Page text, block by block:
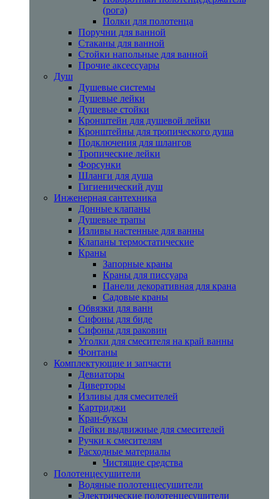
(рога)
Полки для полотенца
Поручни для ванной
Стаканы для ванной
Стойки напольные для ванной
Прочие аксессуары
Душ
Душевые системы
Душевые лейки
Душевые стойки
Кронштейн для душевой лейки
Кронштейны для тропического душа
Подключения для шлангов
Тропические лейки
Форсунки
Шланги для душа
Гигиенический душ
Инженерная сантехника
Донные клапаны
Душевые трапы
Изливы настенные для ванны
Клапаны термостатические
Краны
Запорные краны
Краны для писсуара
Панели декоративная для крана
Садовые краны
Обвязки для ванн
Сифоны для биде
Сифоны для раковин
Уголки для смесителя на край ванны
Фонтаны
Комплектующие и запчасти
Девиаторы
Диверторы
Изливы для смесителей
Картриджи
Кран-буксы
Лейки выдвижные для смесителей
Ручки к смесителям
Расходные материалы
Чистящие средства
Полотенцесушители
Водяные полотенцесушители
Электрические полотенцесушители